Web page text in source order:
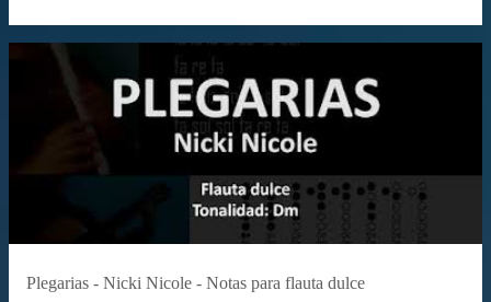
Plegarias - Nicki Nicole - Notas para flauta dulce